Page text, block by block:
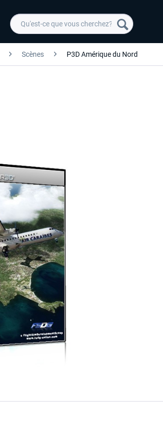
Scènes P3D Amérique du Nord